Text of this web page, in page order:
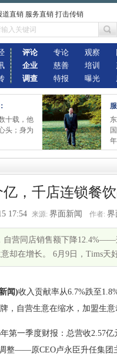
道直销 服务直销 打击传销
评论
企业
调查
专论
慈善
特报
观察
培训
曝光
十载，他
头；身为
亿，千店连锁餐
17:54 来源: 界面新闻 作者: 界
自营同店销售额下降
却在增长。 6月9日，Tims天
闻)收入贡献率从6.7%跌至
，自营生意在缩水，加盟生意
第一季度财报：总营收2.57
整——原CEO卢永臣升任集团